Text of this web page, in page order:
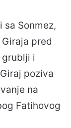
Sonmez,
pred
grublji i
poziva
na
Fatihovog